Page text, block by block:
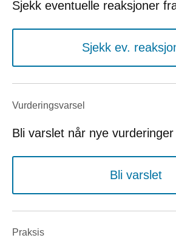
Sjekk eventuelle reaksjoner
Sjekk ev.
Vurderings­varsel
Bli varslet når nye
Bli varslet
Praksis